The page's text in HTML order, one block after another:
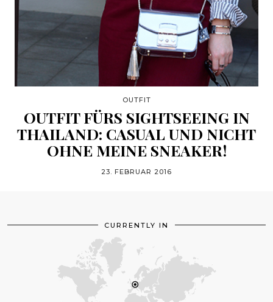
OUTFIT
OUTFIT FÜRS SIGHTSEEING IN
THAILAND: CASUAL UND NICHT
OHNE MEINE SNEAKER!
23. FEBRUAR 2016
CURRENTLY IN